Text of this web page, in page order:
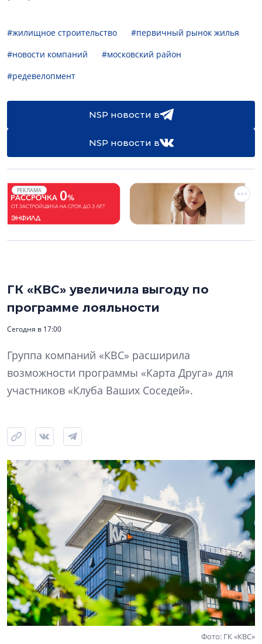
#жилищное строительство
#первичный рынок жилья
#новости компаний
#московский район
#редевелопмент
NSP новости в
NSP новости в
РЕКЛАМА
ГК «КВС» увеличила выгоду по
программе лояльности
Сегодня в 17:00
Группа компаний «КВС» расширила
возможности программы «Карта Друга» для
участников «Клуба Ваших Соседей».
Фото: ГК «КВС»